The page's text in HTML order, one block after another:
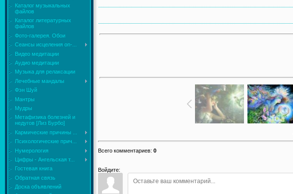
Каталог музыкальных
файлов
Каталог литературных
файлов
Фото-галерея. Обои
Сеансы исцеления on-...
Видео медитации
Аудио медитации
Музыка для релаксации
Лечебные мандалы
Фэн Шуй
Мантры
Мудры
Mетафизика болезней и
недугов [Лиз Бурбо]
Кармические причины ...
Психологические прич...
Нумерология
Цифры - Ангельская т...
Гостевая книга
Обратная связь
Доска объявлений
Всего комментариев: 0
Войдите: